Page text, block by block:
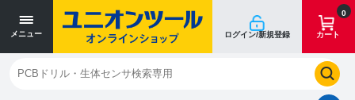
メニュー ログイン/新規登録
0
カート
閉じる
お気に入り クイックオーダー 購入履歴